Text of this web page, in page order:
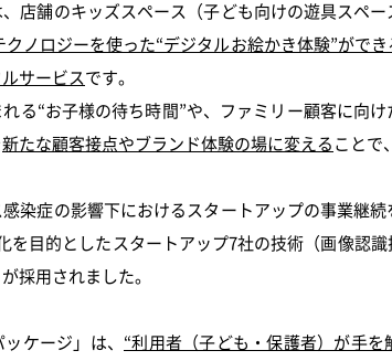
店舗のキッズスペース（子ども向けの遊具スペ
クノロジーを使った“デジタルお絵かき体験”がで
サービスです。
る“お子様の待ち時間”や、ファミリー顧客に向
新たな顧客接点やブランド体験の場に変えることで
染症の影響下におけるスタートアップの事業継
を目的としたスタートアップ7社の技術（画像認
採用されました。
ケージ」は、 “利用者（子ども・保護者）が手